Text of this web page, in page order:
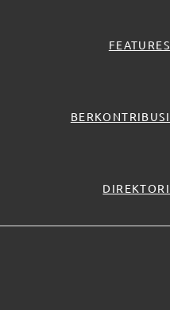
FEATURES
BERKONTRIBUSI
DIREKTORI